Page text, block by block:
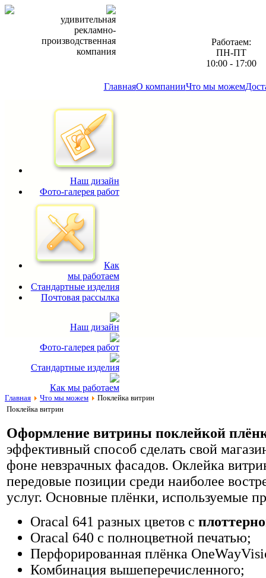
удивительная
рекламно-
производственная
компания
Работаем:
ПН-ПТ
10:00 - 17:00
ГлавнаяО компанииЧто мы можем
Наш дизайн
Фото-галерея работ
Как
мы работаем
Стандартные изделия
Почтовая рассылка
Наш дизайн
Фото-галерея работ
Стандартные изделия
Как мы работаем
Главная Что мы можем
Поклейка витрин
Поклейка витрин
Оформление витрины поклейкой
эффективный способ сделать свой
фоне невзрачных фасадов. Оклейка
передовые позиции среди наиболее
услуг. Основные плёнки, используемые
Oracal 641 разных цветов с
Oracal 640 с полноцветной печатью;
Перфорированная плёнка
Комбинация вышеперечисленного;